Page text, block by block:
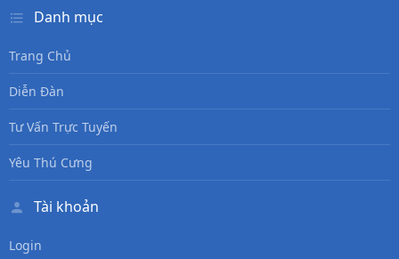
Danh mục
Trang Chủ
Diễn Đàn
Tư Vấn Trực Tuyến
Yêu Thú Cưng
Tài khoản
Login